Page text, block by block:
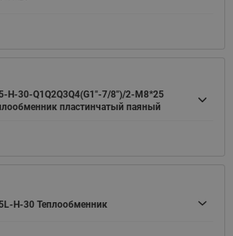
H-30-Q1Q2Q3Q4(G1"-7/8")/2-M8*25
пластинчатый паяный
H-30 Теплообменник